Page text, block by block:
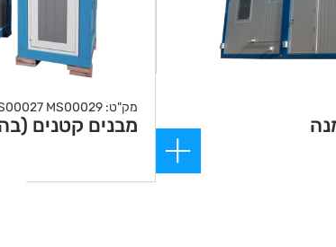
מק"ט: MS00028 MS00027 MS00029
מבנים קטנים